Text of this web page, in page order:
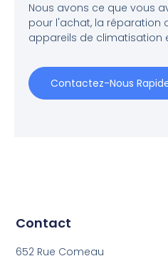
Nous avons ce que vous
pour l'achat, la réparation
appareils de climatisation
Contactez-Nous
Contact
652 Rue Comeau